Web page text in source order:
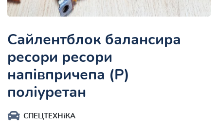
Сайлентблок балансира
ресори ресори
напівпричепа (Р)
поліуретан
СПЕЦТЕХНіКА